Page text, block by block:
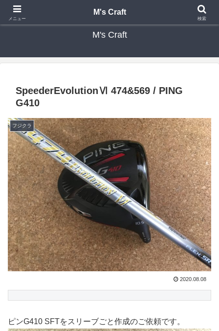
カスタムクラブ・リシャフト・修理 専門店 ゴルフ工房 エムズクラフト
M's Craft
SpeederEvolutionⅥ 474&569 / PING
G410
フジクラ
2020.08.08
ピンG410 SFTをスリーブごと作成のご依頼です。
メニュー
M's Craft
検索